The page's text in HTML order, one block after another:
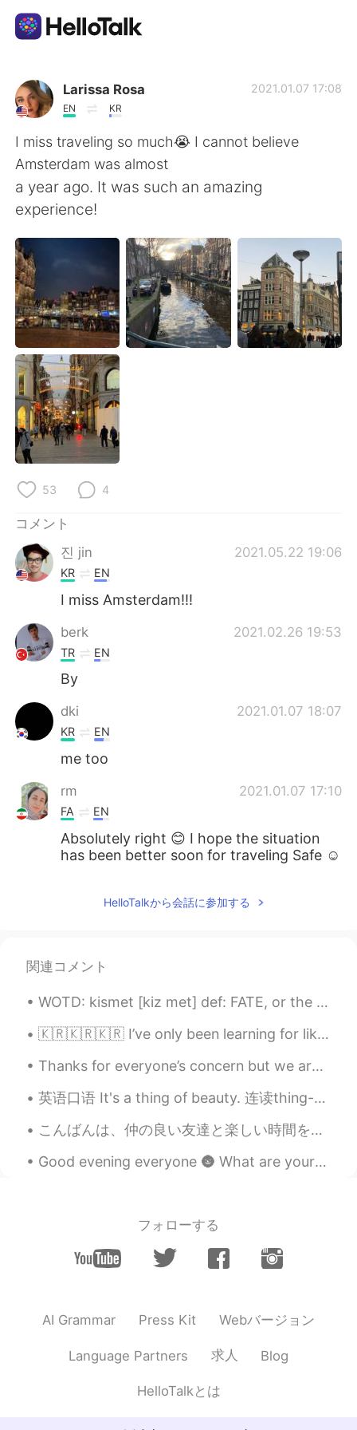
語学交換アプリ
AI Grammar Checker
日本語
English 简体中文
Español
العربية Français
Deutsch
Русский
Indonesia
Türkçe
Português
Larissa Rosa
EN KR
2021.01.07 17:08
I miss traveling so much😭 I cannot believe
Amsterdam was almost
a year ago. It was such an amazing
experience!
53 4
コメント
진 jin
2021.05.22 19:06
KR EN
I miss Amsterdam!!!
berk 2021.02.26 19:53
TR EN
By
dki 2021.01.07 18:07
KR EN
me too
rm 2021.01.07 17:10
FA EN
Absolutely right 😊 I hope the situation
has been better soon for traveling Safe ☺️
HelloTalkから会話に参加する
関連コメント
WOTD: kismet [kiz met] def: FATE, or the determining cause by which things come to be ex: It coul...
🇰🇷🇰🇷🇰🇷 I’ve only been learning for like an hour 😂 I didn’t realise I would be this good! 😧 I thi...
Thanks for everyone’s concern but we are okay in London. It is just another lockdown....but we ca...
英语口语 It's a thing of beauty. 连读thing-a-beauty 是美丽的事物 It's an American staple. 是很有名的美国菜 Notorio...
こんばんは、仲の良い友達と楽しい時間を過ごしました。みんなで果樹園でイチゴを収穫しようとしました。その後、ルームメイト全員とイチゴのタルトとジャムを作りました。^^🌸🍓 I also tried...
Good evening everyone 🌚 What are your plans for Valentine's day ? Do you have a significant other ?
フォローする
AI Grammar Press Kit Webバージョン
Language Partners 求人 Blog
HelloTalkとは